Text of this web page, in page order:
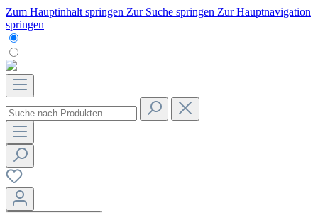
Zum Hauptinhalt springen Zur Suche springen Zur Hauptnavigation
springen